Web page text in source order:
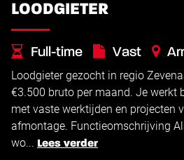
LOODGIETER
Full-time Vast
€3.000 -€3.500
Loodgieter gezocht in regio
€3.500 bruto per maand. Je werkt
met vaste werktijden en projecten
afmontage. Functieomschrijving
wo... Lees verder